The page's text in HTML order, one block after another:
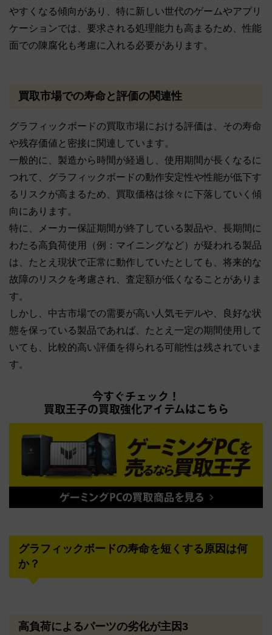
やすくなる傾向があり、特に新しい世代のゲームやアプリ
ケーションでは、要求される処理能力も高まるため、性能
面での陳腐化も考慮に入れる必要があります。
買取市場での寿命と評価の関連性
グラフィックボードの買取市場における評価は、その寿命
や残存価値と密接に関連しています。
一般的に、製造から時間が経過し、使用期間が長くなるに
つれて、グラフィックボードの動作安定性や性能が低下す
るリスクが高まるため、買取価格は徐々に下落していく傾
向にあります。
特に、メーカー保証期間が終了している製品や、長期間に
わたる高負荷使用（例：マイニングなど）が疑われる製品
は、たとえ現状で正常に動作していたとしても、将来的な
故障のリスクを考慮され、査定額が低くなることがありま
す。
しかし、中古市場での需要が高い人気モデルや、良好な状
態を保っている製品であれば、たとえ一定の期間使用して
いても、比較的高い評価を得られる可能性は残されていま
す。
今すぐチェック！
買取王子の買取強化アイテムはこちら
グラフィックボードの寿命を短くする原因は何
か？
高負荷によるパーツの劣化が主因3